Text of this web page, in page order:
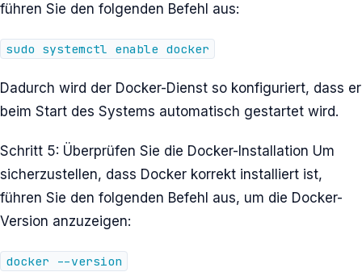
führen Sie den folgenden Befehl aus:
sudo systemctl enable docker
Dadurch wird der Docker-Dienst so konfiguriert, dass er
beim Start des Systems automatisch gestartet wird.
Schritt 5: Überprüfen Sie die Docker-Installation Um
sicherzustellen, dass Docker korrekt installiert ist,
führen Sie den folgenden Befehl aus, um die Docker-
Version anzuzeigen:
docker --version